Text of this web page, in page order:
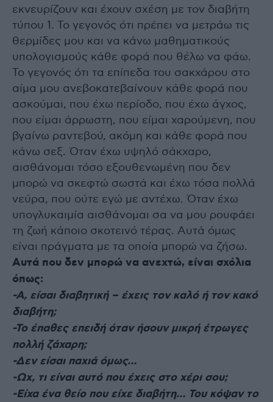
εκνευρίζουν και έχουν σχέση με τον διαβήτη
τύπου 1. Το γεγονός ότι πρέπει να μετράω τις
θερμίδες μου και να κάνω μαθηματικούς
υπολογισμούς κάθε φορά που θέλω να φάω.
Το γεγονός ότι τα επίπεδα του σακχάρου στο
αίμα μου ανεβοκατεβαίνουν κάθε φορά που
ασκούμαι, που έχω περίοδο, που έχω άγχος,
που είμαι άρρωστη, που είμαι χαρούμενη, που
βγαίνω ραντεβού, ακόμη και κάθε φορά που
κάνω σεξ. Όταν έχω υψηλό σάκχαρο,
αισθάνομαι τόσο εξουθενωμένη που δεν
μπορώ να σκεφτώ σωστά και έχω τόσα πολλά
νεύρα, που ούτε εγώ με αντέχω. Όταν έχω
υπογλυκαιμία αισθάνομαι σα να μου ρουφάει
τη ζωή κάποιο σκοτεινό τέρας. Αυτά όμως
είναι πράγματα με τα οποία μπορώ να ζήσω.
Αυτά που δεν μπορώ να ανεχτώ, είναι σχόλια
όπως:
-Α, είσαι διαβητική – έχεις τον καλό ή τον κακό
διαβήτη;
-Το έπαθες επειδή όταν ήσουν μικρή έτρωγες
πολλή ζάχαρη;
-Δεν είσαι παχιά όμως…
-Ωχ, τι είναι αυτό που έχεις στο χέρι σου;
-Είχα ένα θείο που είχε διαβήτη… Του κόψαν το